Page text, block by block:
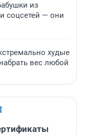
из
соцсетей — они
худые
вес любой